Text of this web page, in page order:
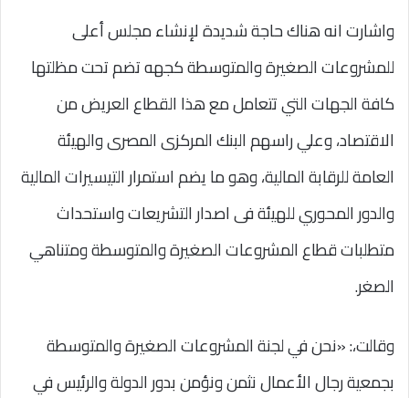
واشارت انه هناك حاجة شديدة لإنشاء مجلس أعلى
للمشروعات الصغيرة والمتوسطة كجهه تضم تحت مظلتها
كافة الجهات التي تتعامل مع هذا القطاع العريض من
الاقتصاد، وعلي راسهم البنك المركزى المصرى والهيئة
العامة للرقابة المالية، وهو ما يضم استمرار التيسيرات المالية
والدور المحوري للهيئة فى اصدار التشريعات واستحداث
متطلبات قطاع المشروعات الصغيرة والمتوسطة ومتناهي
الصغر.
وقالت،: «نحن في لجنة المشروعات الصغيرة والمتوسطة
بجمعية رجال الأعمال نثمن ونؤمن بدور الدولة والرئيس في